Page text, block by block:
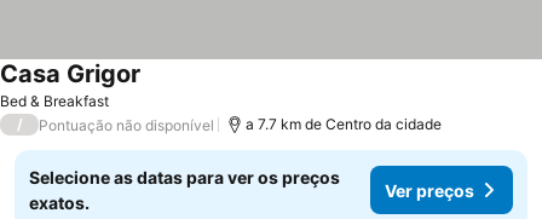
Bed & Breakfast
Casa Grigor
/ Pontuação não disponível a 7.7 km de Centro da cidade
Selecione as datas para ver os preços
exatos.
Ver preços